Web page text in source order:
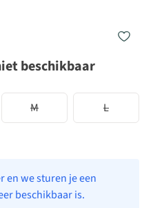
beschikbaar
M L
en we sturen je een
beschikbaar is.